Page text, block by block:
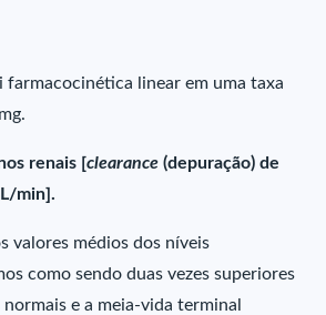
farmacocinética linear em uma taxa
renais [clearance (depuração) de
min].
valores médios dos níveis
como sendo duas vezes superiores
e a meia-vida terminal